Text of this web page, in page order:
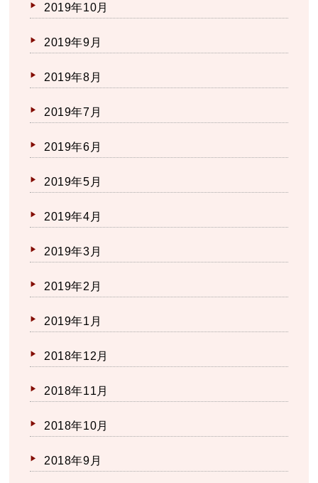
2019年10月
2019年9月
2019年8月
2019年7月
2019年6月
2019年5月
2019年4月
2019年3月
2019年2月
2019年1月
2018年12月
2018年11月
2018年10月
2018年9月